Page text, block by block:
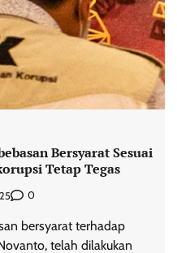
Bersyarat Sesuai
Tetap Tegas
0
bersyarat terhadap
telah dilakukan